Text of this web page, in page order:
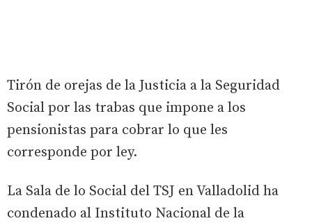
Tirón de orejas de la Justicia a la Seguridad
Social por las trabas que impone a los
pensionistas para cobrar lo que les
corresponde por ley.
La Sala de lo Social del TSJ en Valladolid ha
condenado al Instituto Nacional de la